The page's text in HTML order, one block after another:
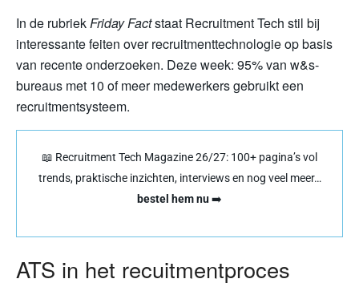
In de rubriekFriday Factstaat Recruitment Tech stil bij
interessante feiten over recruitmenttechnologie op basis
van recente onderzoeken. Deze week: 95% van w&s-
bureaus met 10 of meer medewerkers gebruikt een
recruitmentsysteem.
📖 Recruitment Tech Magazine 26/27: 100+ pagina’s vol
trends, praktische inzichten, interviews en nog veel meer…
bestel hem nu➡️
ATS in het recuitmentproces